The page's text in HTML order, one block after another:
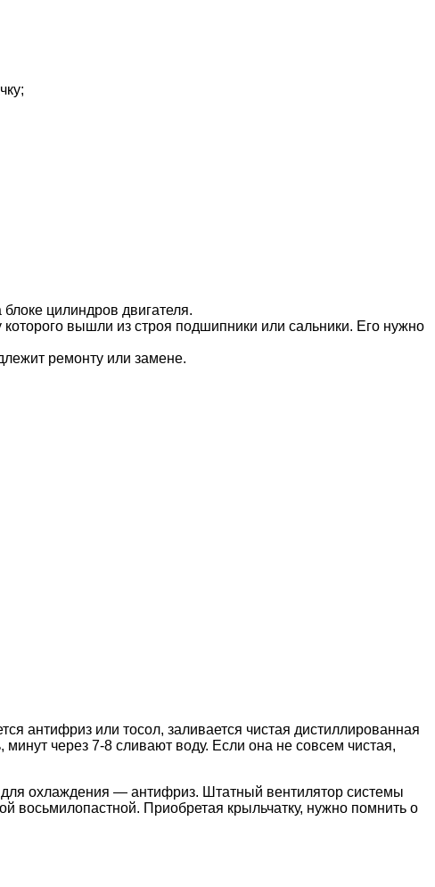
цилиндров двигателя.
вышли из строя подшипники или сальники. Его нужно
ремонту или замене.
антифриз или тосол, заливается чистая дистиллированная
через 7-8 сливают воду. Если она не совсем чистая,
охлаждения — антифриз. Штатный вентилятор системы
восьмилопастной. Приобретая крыльчатку, нужно помнить о